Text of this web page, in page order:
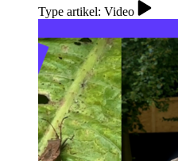
Type artikel: Video